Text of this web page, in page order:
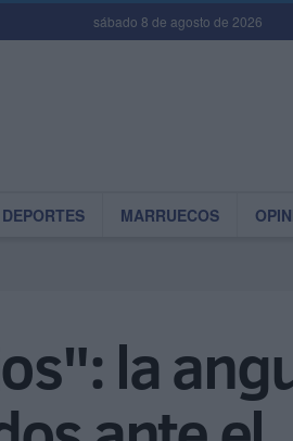
sábado 8 de agosto de 2026
DEPORTES MARRUECOS
la